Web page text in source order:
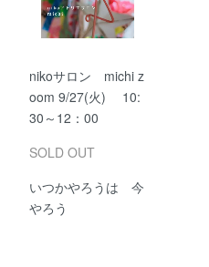
nikoサロン michi z
oom 9/27(火) 10:
30～12：00
SOLD OUT
いつかやろうは 今
やろう